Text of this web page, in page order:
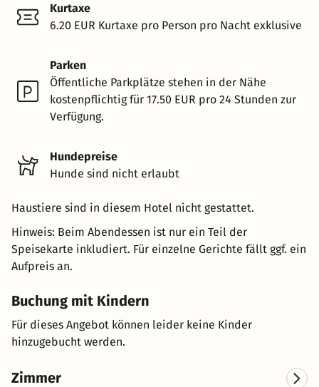
Kurtaxe
6.20 EUR Kurtaxe pro Person pro Nacht exklusive
Parken
Öffentliche Parkplätze stehen in der Nähe
kostenpflichtig für 17.50 EUR pro 24 Stunden zur
Verfügung.
Hundepreise
Hunde sind nicht erlaubt
Haustiere sind in diesem Hotel nicht gestattet.
Hinweis: Beim Abendessen ist nur ein Teil der
Speisekarte inkludiert. Für einzelne Gerichte fällt ggf. ein
Aufpreis an.
Buchung mit Kindern
Für dieses Angebot können leider keine Kinder
hinzugebucht werden.
Zimmer